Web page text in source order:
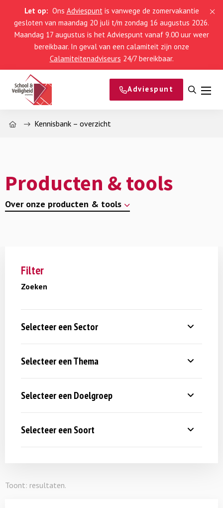
Let op: Ons Adviespuntis vanwege de zomervakantie
gesloten van maandag 20 juli t/m zondag 16 augustus 2026.
Maandag 17 augustus is het Adviespunt vanaf 9.00 uur weer
bereikbaar. In geval van een calamiteit zijn onze
Calamiteitenadviseurs 24/7 bereikbaar.
Adviespunt
Open
Home Kennisbank – overzicht
Producten & tools
Over onze producten & tools
Filter
Zoeken
Selecteer een Sector
Selecteer een Thema
Selecteer een Doelgroep
Selecteer een Soort
Toont: resultaten.